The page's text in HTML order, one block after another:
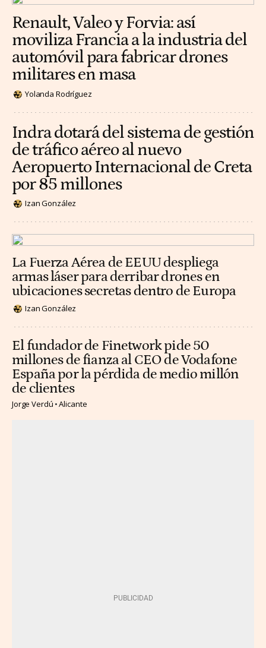
Renault, Valeo y Forvia: así
moviliza Francia a la industria del
automóvil para fabricar drones
militares en masa
Yolanda Rodríguez
Indra dotará del sistema de gestión
de tráfico aéreo al nuevo
Aeropuerto Internacional de Creta
por 85 millones
Izan González
La Fuerza Aérea de EEUU despliega
armas láser para derribar drones en
ubicaciones secretas dentro de Europa
Izan González
El fundador de Finetwork pide 50
millones de fianza al CEO de Vodafone
España por la pérdida de medio millón
de clientes
Jorge Verdú Alicante